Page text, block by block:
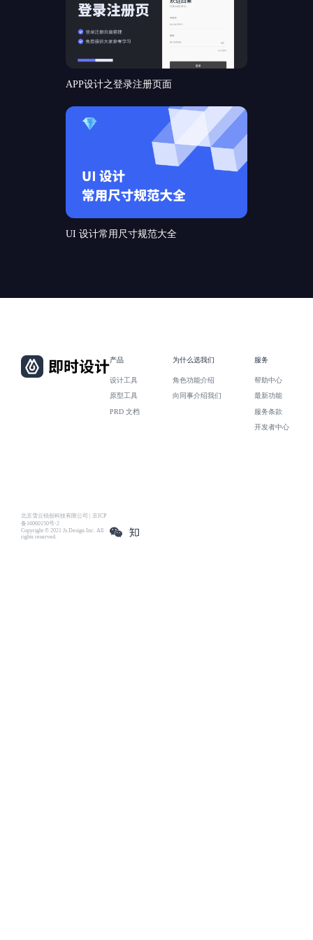
APP设计之登录注册页面
UI 设计常用尺寸规范大全
北京雪云锐创科技有限公司 | 京ICP
备16060150号-2
Copyright © 2021 Js.Design Inc. All
rights reserved.
产品
设计工具
原型工具
PRD 文档
为什么选我们
角色功能介绍
向同事介绍我们
服务
帮助中心
最新功能
服务条款
开发者中心